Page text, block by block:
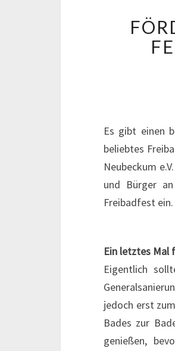
Es gibt einen
beliebtes
Neubeckum
und Bürger
Freibadfest
Ein letztes Mal
Eigentlich
jedoch erst
Bades zur
genießen,